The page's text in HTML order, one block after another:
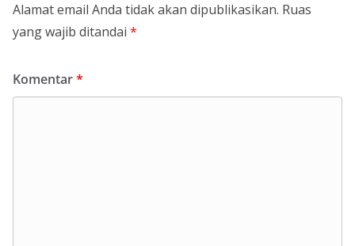
Alamat email Anda tidak akan dipublikasikan. Ruas
yang wajib ditandai *
Komentar*